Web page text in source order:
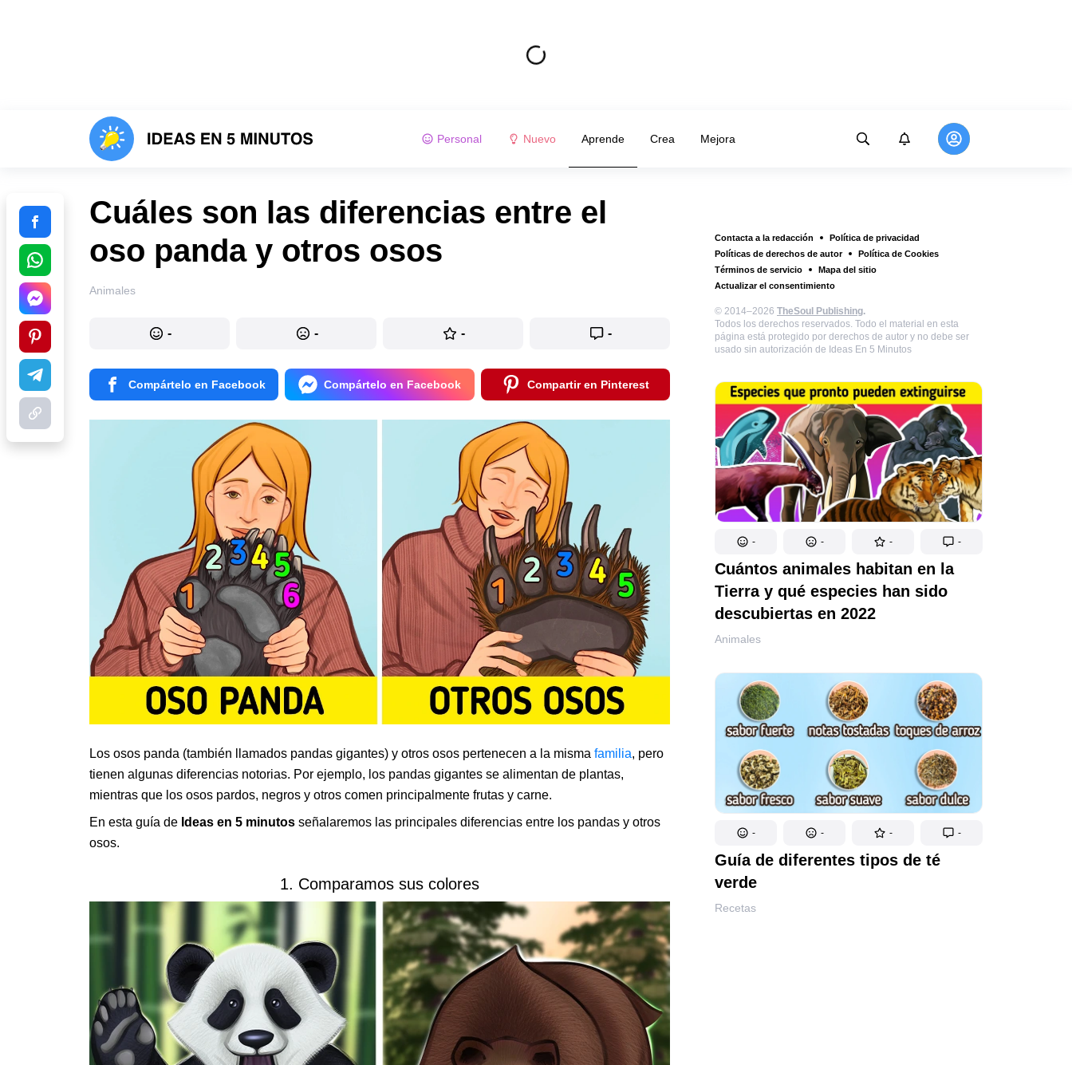
Personal Nuevo Aprende Crea Mejora
Contacta a la redacción
Política de privacidad
Políticas de derechos de autor
Política de Cookies
Términos de servicio
Mapa del sitio
Actualizar el consentimiento
© 2014–2026 TheSoul Publishing.
Todos los derechos reservados. Todo el material en esta
página está protegido por derechos de autor y no debe ser
usado sin autorización de Ideas En 5 Minutos
- - - -
Cuántos animales habitan en la
Tierra y qué especies han sido
descubiertas en 2022
Animales
- - - -
Guía de diferentes tipos de té
verde
Recetas
Cuáles son las diferencias entre el
oso panda y otros osos
Animales
- - - -
Compártelo en Facebook Compártelo en Facebook Compartir en Pinterest
Los osos panda (también llamados pandas gigantes) y otros osos pertenecen a la misma familia, pero
tienen algunas diferencias notorias. Por ejemplo, los pandas gigantes se alimentan de plantas,
mientras que los osos pardos, negros y otros comen principalmente frutas y carne.
En esta guía de Ideas en 5 minutos señalaremos las principales diferencias entre los pandas y otros
osos.
1. Comparamos sus colores